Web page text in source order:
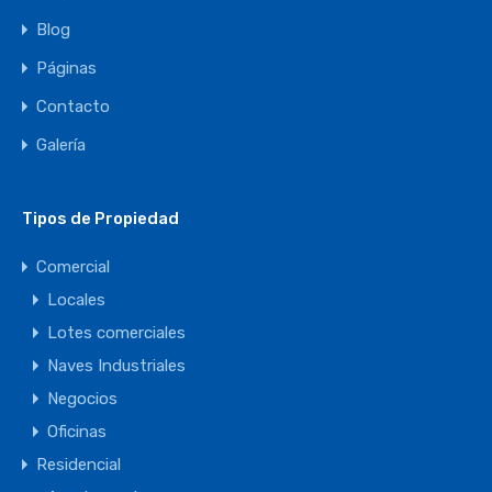
Blog
Páginas
Contacto
Galería
Tipos de Propiedad
Comercial
Locales
Lotes comerciales
Naves Industriales
Negocios
Oficinas
Residencial